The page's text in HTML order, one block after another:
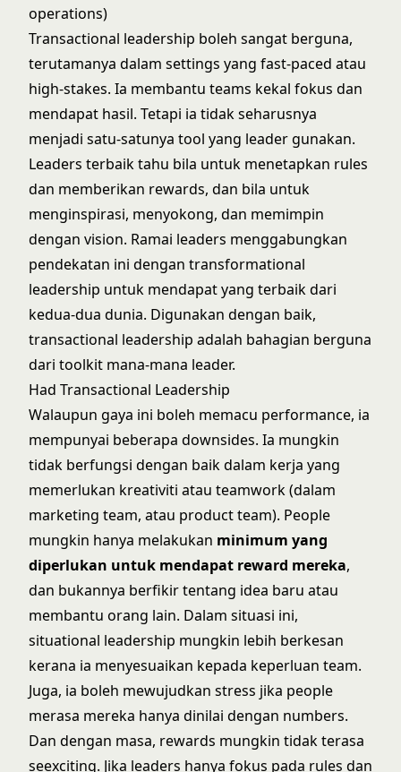
operations)
Transactional leadership boleh sangat berguna,
terutamanya dalam settings yang fast-paced atau
high-stakes. Ia membantu teams kekal fokus dan
mendapat hasil. Tetapi ia tidak seharusnya
menjadi satu-satunya tool yang leader gunakan.
Leaders terbaik tahu bila untuk menetapkan rules
dan memberikan rewards, dan bila untuk
menginspirasi, menyokong, dan memimpin
dengan vision. Ramai leaders menggabungkan
pendekatan ini dengan transformational
leadership untuk mendapat yang terbaik dari
kedua-dua dunia. Digunakan dengan baik,
transactional leadership adalah bahagian berguna
dari toolkit mana-mana leader.
Had Transactional Leadership
Walaupun gaya ini boleh memacu performance, ia
mempunyai beberapa downsides. Ia mungkin
tidak berfungsi dengan baik dalam kerja yang
memerlukan kreativiti atau teamwork (dalam
marketing team, atau product team). People
mungkin hanya melakukan minimum yang
diperlukan untuk mendapat reward mereka,
dan bukannya berfikir tentang idea baru atau
membantu orang lain. Dalam situasi ini,
situational leadership mungkin lebih berkesan
kerana ia menyesuaikan kepada keperluan team.
Juga, ia boleh mewujudkan stress jika people
merasa mereka hanya dinilai dengan numbers.
Dan dengan masa, rewards mungkin tidak terasa
seexciting. Jika leaders hanya fokus pada rules dan